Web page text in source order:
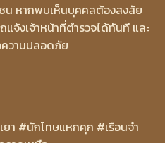
น หากพบเห็นบุคคลต้องสงสัย
แจ้งเจ้าหน้าที่ตำรวจได้ทันที และ
ความปลอดภัย
า #นักโทษแหกคุก #เรือนจำ